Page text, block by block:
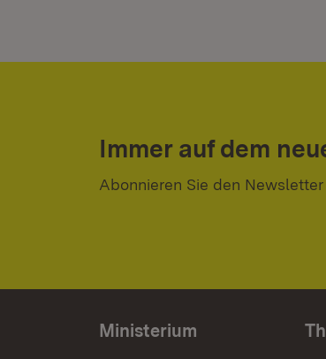
Immer auf dem
Abonnieren Sie den
Ministerium